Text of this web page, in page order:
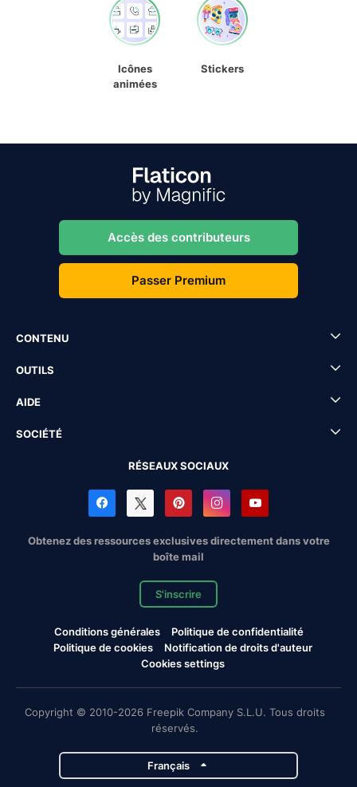
Icônes
animées
Stickers
Accès des contributeurs
Passer Premium
CONTENU
OUTILS
AIDE
SOCIÉTÉ
RÉSEAUX SOCIAUX
Obtenez des ressources exclusives directement dans votre
boîte mail
S'inscrire
Conditions générales
Politique de confidentialité
Politique de cookies
Notification de droits d'auteur
Cookies settings
Copyright © 2010-2026 Freepik Company S.L.U. Tous droits
réservés.
Français